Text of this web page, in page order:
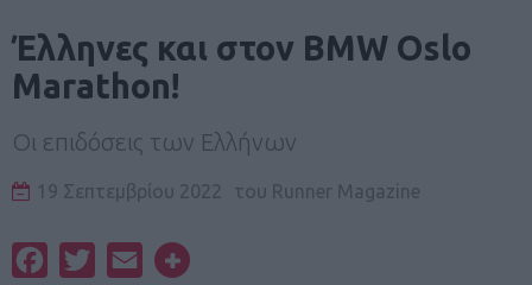
Έλληνες και στον BMW Oslo
Marathon!
Οι επιδόσεις των Ελλήνων
19 Σεπτεμβρίου 2022 του Runner Magazine
FacebookTwitterEmail